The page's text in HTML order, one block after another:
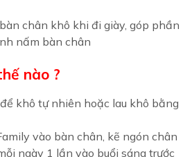
chân khô khi đi giày, góp phần
nấm bàn chân
nào ?
khô tự nhiên hoặc lau khô bằng
vào bàn chân, kẽ ngón chân
ngày 1 lần vào buổi sáng trước